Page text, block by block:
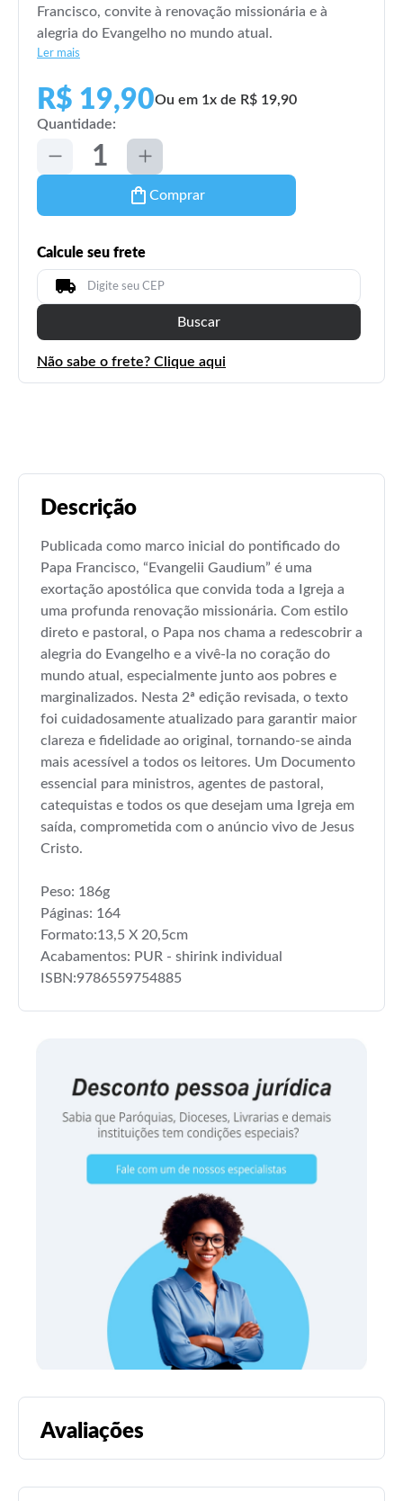
Francisco, convite à renovação missionária e à
alegria do Evangelho no mundo atual.
Ler mais
R$ 19,90Ou em 1x de R$ 19,90
Quantidade:
Comprar
Calcule seu frete
Buscar
Não sabe o frete? Clique aqui
Descrição
Publicada como marco inicial do pontificado do
Papa Francisco, “Evangelii Gaudium” é uma
exortação apostólica que convida toda a Igreja a
uma profunda renovação missionária. Com estilo
direto e pastoral, o Papa nos chama a redescobrir a
alegria do Evangelho e a vivê-la no coração do
mundo atual, especialmente junto aos pobres e
marginalizados. Nesta 2ª edição revisada, o texto
foi cuidadosamente atualizado para garantir maior
clareza e fidelidade ao original, tornando-se ainda
mais acessível a todos os leitores. Um Documento
essencial para ministros, agentes de pastoral,
catequistas e todos os que desejam uma Igreja em
saída, comprometida com o anúncio vivo de Jesus
Cristo.
Peso: 186g
Páginas: 164
Formato:13,5 X 20,5cm
Acabamentos: PUR - shirink individual
ISBN:9786559754885
Avaliações